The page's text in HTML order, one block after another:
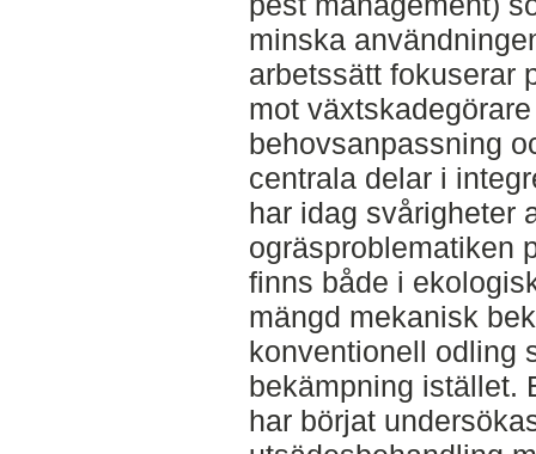
minska
arbetssätt fokuserar
mot
behovsanpassning
centrala delar i
har idag svårigheter
ogräsproblematiken
finns både i
mängd mekanisk
konventionell odling
bekämpning istället.
har börjat